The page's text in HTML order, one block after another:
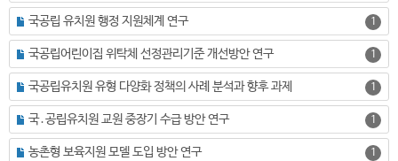
국공립 유치원 행정 지원체계 연구 1
국공립어린이집 위탁체 선정관리기준 개선방안 연구 1
국공립유치원 유형 다양화 정책의 사례 분석과 향후 과제 1
국․공립유치원 교원 중장기 수급 방안 연구 1
농촌형 보육지원 모델 도입 방안 연구 1